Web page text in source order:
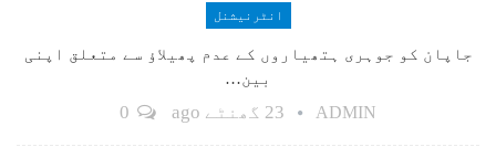
انٹرنیشنل
جاپان کو جوہری ہتھیاروں کے عدم پھیلاؤ سے متعلق اپنی
بین…
ADMIN 23 گھنٹے ago